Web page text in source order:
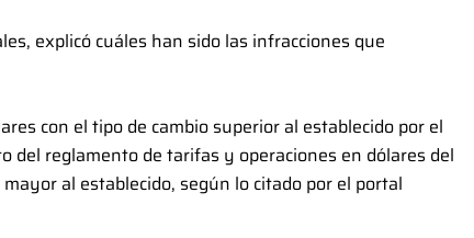
explicó cuáles han sido las infracciones que
con el tipo de cambio superior al establecido por el
del reglamento de tarifas y operaciones en dólares del
al establecido, según lo citado por el portal